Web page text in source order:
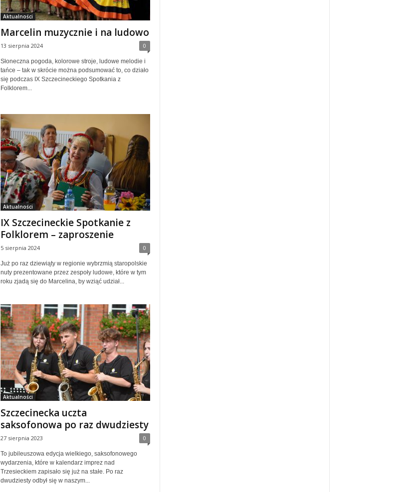
Aktualności
Marcelin muzycznie i na ludowo
13 sierpnia 2024 0
Słoneczna pogoda, kolorowe stroje, ludowe melodie i
tańce – tak w skrócie można podsumować to, co działo
się podczas IX Szczecineckiego Spotkania z
Folklorem...
Aktualności
IX Szczecineckie Spotkanie z
Folklorem – zaproszenie
5 sierpnia 2024 0
Już po raz dziewiąty w regionie wybrzmią staropolskie
nuty prezentowane przez zespoły ludowe, które w tym
roku zjadą się do Marcelina, by wziąć udział...
Aktualności
Szczecinecka uczta
saksofonowa po raz dwudziesty
27 sierpnia 2023 0
To jubileuszowa edycja wielkiego, saksofonowego
wydarzenia, które w kalendarz imprez nad
Trzesieckiem zapisało się już na stałe. Po raz
dwudziesty odbył się w naszym...